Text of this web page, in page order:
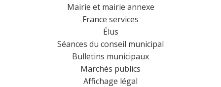
Mairie et mairie annexe
France services
Élus
Séances du conseil municipal
Bulletins municipaux
Marchés publics
Affichage légal